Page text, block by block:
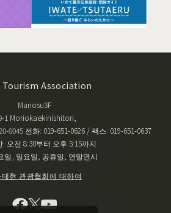
Tourism Association
Mariosu3F
1 Moriokaekinishitori,
0045 전화: 019-651-0626 / 팩스: 019-651-0637
: 오전 8:30부터 오후 5:15까지
일, 일요일, 공휴일, 연말연시
테현 관광협회에 대하여